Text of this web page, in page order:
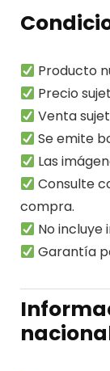
Producto
Precio
Venta
Se emite
Las
Consulte
compra.
No incluye
Garantía